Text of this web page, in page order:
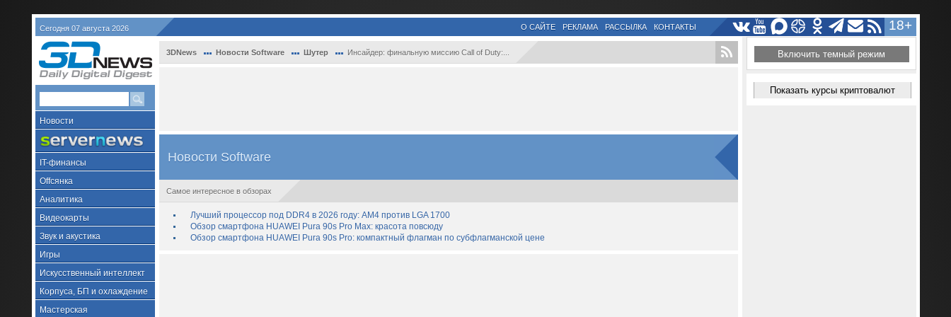
Сегодня 07 августа 2026 18+
О САЙТЕ РЕКЛАМА РАССЫЛКА КОНТАКТЫ
Новости
IT-финансы
Offсянка
Аналитика
Видеокарты
Звук и акустика
Игры
Искусственный интеллект
Корпуса, БП и охлаждение
Мастерская
3DNews Новости Software Шутер Инсайдер: финальную миссию Call of Duty:...
Новости Software
Самое интересное в обзорах
Лучший процессор под DDR4 в 2026 году: AM4 против LGA 1700
Обзор смартфона HUAWEI Pura 90s Pro Max: красота повсюду
Обзор смартфона HUAWEI Pura 90s Pro: компактный флагман по субфлагманской цене
Включить темный режим
Показать курсы криптовалют